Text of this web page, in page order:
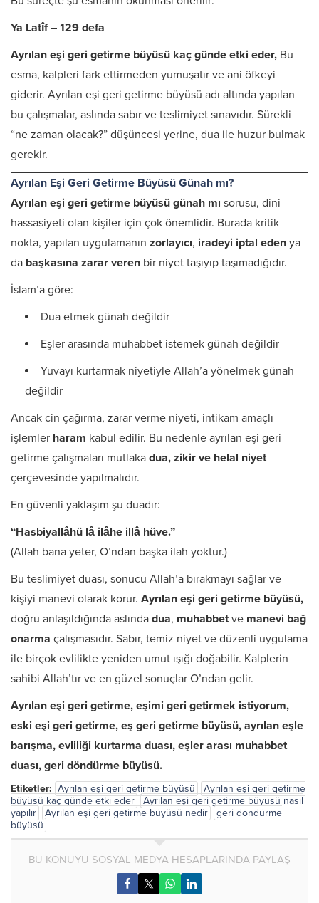
Ya Latîf – 129 defa
Ayrılan eşi geri getirme büyüsü kaç günde etki eder, Bu
esma, kalpleri fark ettirmeden yumuşatır ve ani öfkeyi
giderir. Ayrılan eşi geri getirme büyüsü adı altında yapılan
bu çalışmalar, aslında sabır ve teslimiyet sınavıdır. Sürekli
“ne zaman olacak?” düşüncesi yerine, dua ile huzur bulmak
gerekir.
Ayrılan Eşi Geri Getirme Büyüsü Günah mı?
Ayrılan eşi geri getirme büyüsü günah mı sorusu, dini
hassasiyeti olan kişiler için çok önemlidir. Burada kritik
nokta, yapılan uygulamanın zorlayıcı, iradeyi iptal eden ya
da başkasına zarar veren bir niyet taşıyıp taşımadığıdır.
İslam’a göre:
Dua etmek günah değildir
Eşler arasında muhabbet istemek günah değildir
Yuvayı kurtarmak niyetiyle Allah’a yönelmek günah
değildir
Ancak cin çağırma, zarar verme niyeti, intikam amaçlı
işlemler haram kabul edilir. Bu nedenle ayrılan eşi geri
getirme çalışmaları mutlaka dua, zikir ve helal niyet
çerçevesinde yapılmalıdır.
En güvenli yaklaşım şu duadır:
“Hasbiyallâhü lâ ilâhe illâ hüve.”
(Allah bana yeter, O’ndan başka ilah yoktur.)
Bu teslimiyet duası, sonucu Allah’a bırakmayı sağlar ve
kişiyi manevi olarak korur. Ayrılan eşi geri getirme büyüsü,
doğru anlaşıldığında aslında dua, muhabbetve manevi bağ
onarma çalışmasıdır. Sabır, temiz niyet ve düzenli uygulama
ile birçok evlilikte yeniden umut ışığı doğabilir. Kalplerin
sahibi Allah’tır ve en güzel sonuçlar O’ndan gelir.
Ayrılan eşi geri getirme, eşimi geri getirmek istiyorum,
eski eşi geri getirme, eş geri getirme büyüsü, ayrılan eşle
barışma, evliliği kurtarma duası, eşler arası muhabbet
duası, geri döndürme büyüsü.
Etiketler: Ayrılan eşi geri getirme büyüsü
Ayrılan eşi geri getirme
büyüsü kaç günde etki eder
Ayrılan eşi geri getirme büyüsü nasıl
yapılır
Ayrılan eşi geri getirme büyüsü nedir
geri döndürme
büyüsü
BU KONUYU SOSYAL MEDYA HESAPLARINDA PAYLAŞ